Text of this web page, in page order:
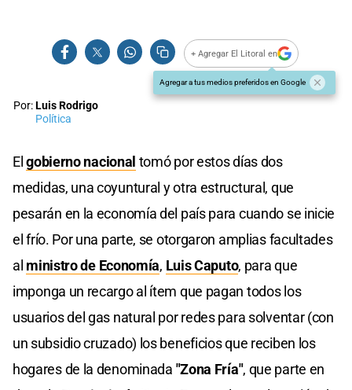
+ Agregar El Litoral en
Agregar a tus medios preferidos en Google
Por:Luis Rodrigo
Política
Elgobierno nacional tomó por estos días dos
medidas, una coyuntural y otra estructural, que
pesarán en la economía del país para cuando se inicie
el frío. Por una parte, se otorgaron amplias facultades
al ministro de Economía, Luis Caputo, para que
imponga un recargo al ítem que pagan todos los
usuarios del gas natural por redes para solventar (con
un subsidio cruzado) los beneficios que reciben los
hogares de la denominada "Zona Fría", que parte en